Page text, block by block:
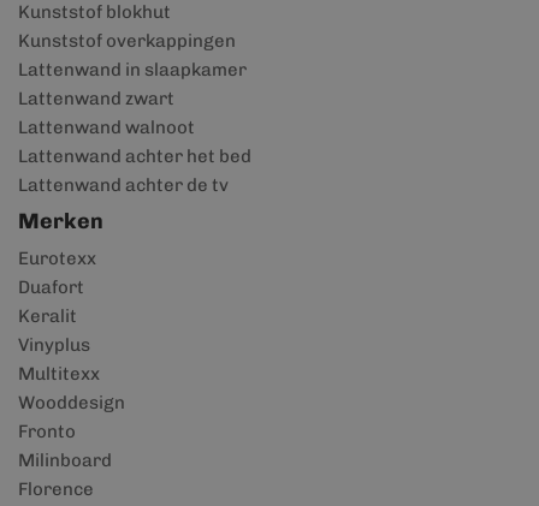
Kunststof blokhut
Kunststof overkappingen
Lattenwand in slaapkamer
Lattenwand zwart
Lattenwand walnoot
Lattenwand achter het bed
Lattenwand achter de tv
Merken
Eurotexx
Duafort
Keralit
Vinyplus
Multitexx
Wooddesign
Fronto
Milinboard
Florence